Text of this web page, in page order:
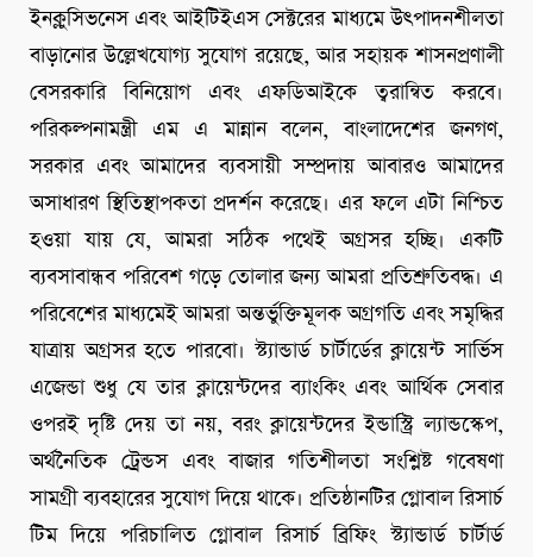
ইনক্লুসিভনেস এবং আইটিইএস সেক্টরের মাধ্যমে উৎপাদনশীলতা
বাড়ানোর উল্লেখযোগ্য সুযোগ রয়েছে, আর সহায়ক শাসনপ্রণালী
বেসরকারি বিনিয়োগ এবং এফডিআইকে ত্বরান্বিত করবে।
পরিকল্পনামন্ত্রী এম এ মান্নান বলেন, বাংলাদেশের জনগণ,
সরকার এবং আমাদের ব্যবসায়ী সম্প্রদায় আবারও আমাদের
অসাধারণ স্থিতিস্থাপকতা প্রদর্শন করেছে। এর ফলে এটা নিশ্চিত
হওয়া যায় যে, আমরা সঠিক পথেই অগ্রসর হচ্ছি। একটি
ব্যবসাবান্ধব পরিবেশ গড়ে তোলার জন্য আমরা প্রতিশ্রুতিবদ্ধ। এ
পরিবেশের মাধ্যমেই আমরা অন্তর্ভুক্তিমূলক অগ্রগতি এবং সমৃদ্ধির
যাত্রায় অগ্রসর হতে পারবো। স্ট্যান্ডার্ড চার্টার্ডের ক্লায়েন্ট সার্ভিস
এজেন্ডা শুধু যে তার ক্লায়েন্টদের ব্যাংকিং এবং আর্থিক সেবার
ওপরই দৃষ্টি দেয় তা নয়, বরং ক্লায়েন্টদের ইন্ডাস্ট্রি ল্যান্ডস্কেপ,
অর্থনৈতিক ট্রেন্ডস এবং বাজার গতিশীলতা সংশ্লিষ্ট গবেষণা
সামগ্রী ব্যবহারের সুযোগ দিয়ে থাকে। প্রতিষ্ঠানটির গ্লোবাল রিসার্চ
টিম দিয়ে পরিচালিত গ্লোবাল রিসার্চ ব্রিফিং স্ট্যান্ডার্ড চার্টার্ড